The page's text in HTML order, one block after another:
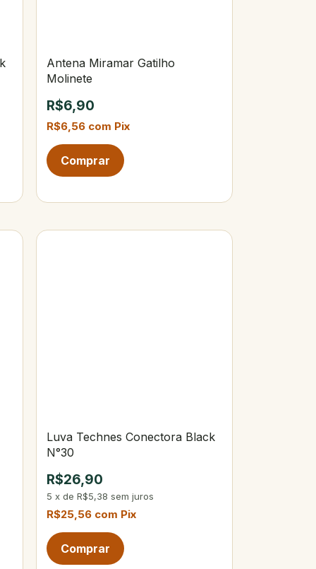
Antena Miramar Gatilho
Molinete
R$6,90
R$6,56 com Pix
Luva Technes Conectora Black
N°30
R$26,90
5 x de R$5,38 sem juros
R$25,56 com Pix